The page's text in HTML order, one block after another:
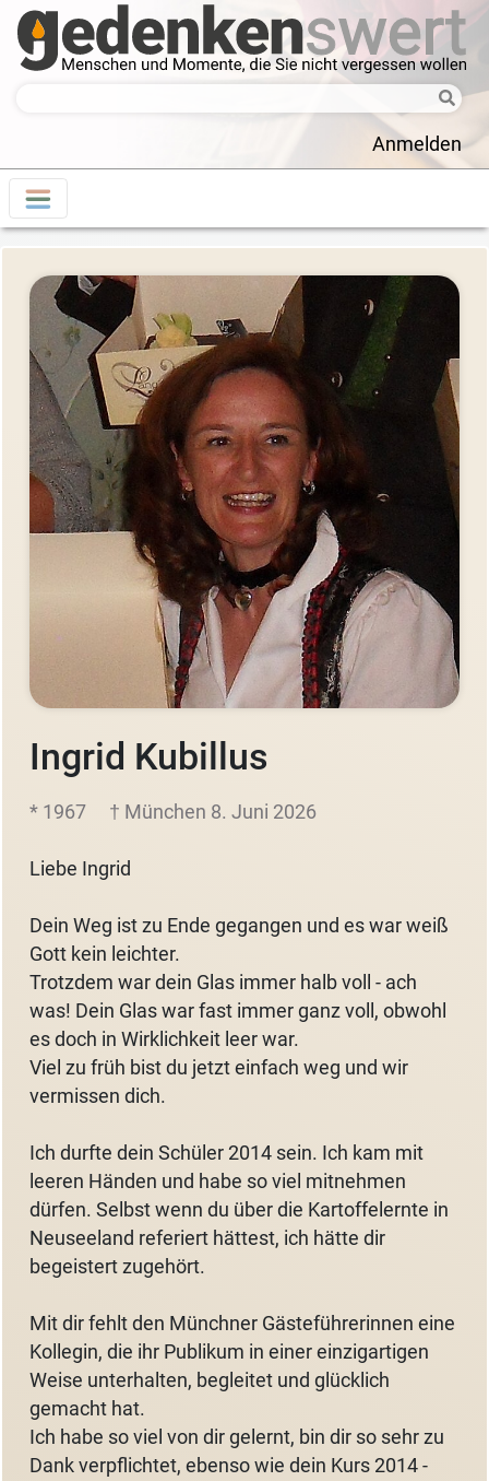
Anmelden
Ingrid Kubillus
* 1967 † München 8. Juni 2026
Liebe Ingrid
Dein Weg ist zu Ende gegangen und es war weiß
Gott kein leichter.
Trotzdem war dein Glas immer halb voll - ach
was! Dein Glas war fast immer ganz voll, obwohl
es doch in Wirklichkeit leer war.
Viel zu früh bist du jetzt einfach weg und wir
vermissen dich.
Ich durfte dein Schüler 2014 sein. Ich kam mit
leeren Händen und habe so viel mitnehmen
dürfen. Selbst wenn du über die Kartoffelernte in
Neuseeland referiert hättest, ich hätte dir
begeistert zugehört.
Mit dir fehlt den Münchner Gästeführerinnen eine
Kollegin, die ihr Publikum in einer einzigartigen
Weise unterhalten, begleitet und glücklich
gemacht hat.
Ich habe so viel von dir gelernt, bin dir so sehr zu
Dank verpflichtet, ebenso wie dein Kurs 2014 -